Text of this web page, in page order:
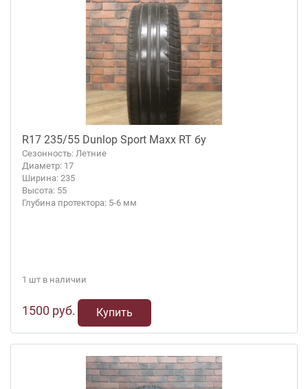
R17 235/55 Dunlop Sport Maxx RT бу
Сезонность: Летние
Диаметр: 17
Ширина: 235
Высота: 55
Глубина протектора: 5-6 мм
1 шт в наличии
1500 руб. Купить